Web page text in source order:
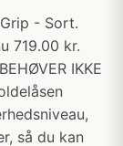
- Sort.
719.00 kr.
IKKE
så du kan